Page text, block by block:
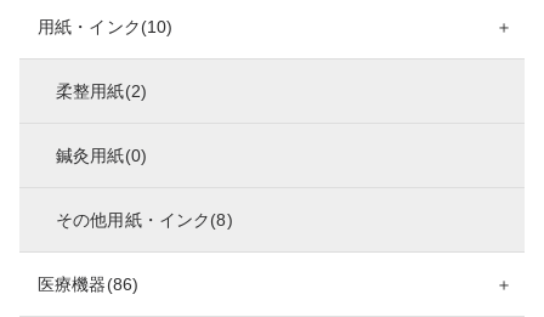
用紙・インク(10) ＋
柔整用紙(2)
鍼灸用紙(0)
その他用紙・インク(8)
医療機器(86) ＋